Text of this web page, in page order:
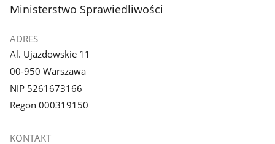
stopka
Ministerstwo Sprawiedliwości
ADRES
Al. Ujazdowskie 11
00-950 Warszawa
NIP 5261673166
Regon 000319150
KONTAKT